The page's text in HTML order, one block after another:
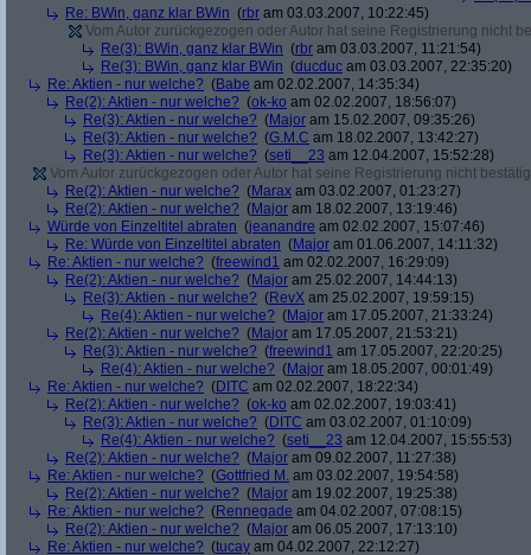
Re: BWin, ganz klar BWin (rbr am 03.03.2007, 10:22:45)
Vom Autor zurückgezogen oder Autor hat seine Registrierung nicht
Re(3): BWin, ganz klar BWin (rbr am 03.03.2007, 11:21:54)
Re(3): BWin, ganz klar BWin (ducduc am 03.03.2007, 22:35:20)
Re: Aktien - nur welche? (Babe am 02.02.2007, 14:35:34)
Re(2): Aktien - nur welche? (ok-ko am 02.02.2007, 18:56:07)
Re(3): Aktien - nur welche? (Major am 15.02.2007, 09:35:26)
Re(3): Aktien - nur welche? (G.M.C am 18.02.2007, 13:42:27)
Re(3): Aktien - nur welche? (seti__23 am 12.04.2007, 15:52:28)
Vom Autor zurückgezogen oder Autor hat seine Registrierung nicht
Re(2): Aktien - nur welche? (Marax am 03.02.2007, 01:23:27)
Re(2): Aktien - nur welche? (Major am 18.02.2007, 13:19:46)
Würde von Einzeltitel abraten (jeanandre am 02.02.2007, 15:07:46)
Re: Würde von Einzeltitel abraten (Major am 01.06.2007, 14:11:32)
Re: Aktien - nur welche? (freewind1 am 02.02.2007, 16:29:09)
Re(2): Aktien - nur welche? (Major am 25.02.2007, 14:44:13)
Re(3): Aktien - nur welche? (RevX am 25.02.2007, 19:59:15)
Re(4): Aktien - nur welche? (Major am 17.05.2007, 21:33:24)
Re(2): Aktien - nur welche? (Major am 17.05.2007, 21:53:21)
Re(3): Aktien - nur welche? (freewind1 am 17.05.2007, 22:20:25)
Re(4): Aktien - nur welche? (Major am 18.05.2007, 00:01:49)
Re: Aktien - nur welche? (DITC am 02.02.2007, 18:22:34)
Re(2): Aktien - nur welche? (ok-ko am 02.02.2007, 19:03:41)
Re(3): Aktien - nur welche? (DITC am 03.02.2007, 01:10:09)
Re(4): Aktien - nur welche? (seti__23 am 12.04.2007, 15:55:53)
Re(2): Aktien - nur welche? (Major am 09.02.2007, 11:27:38)
Re: Aktien - nur welche? (Gottfried M. am 03.02.2007, 19:54:58)
Re(2): Aktien - nur welche? (Major am 19.02.2007, 19:25:38)
Re: Aktien - nur welche? (Rennegade am 04.02.2007, 07:08:15)
Re(2): Aktien - nur welche? (Major am 06.05.2007, 17:13:10)
Re: Aktien - nur welche? (tucay am 04.02.2007, 22:12:27)